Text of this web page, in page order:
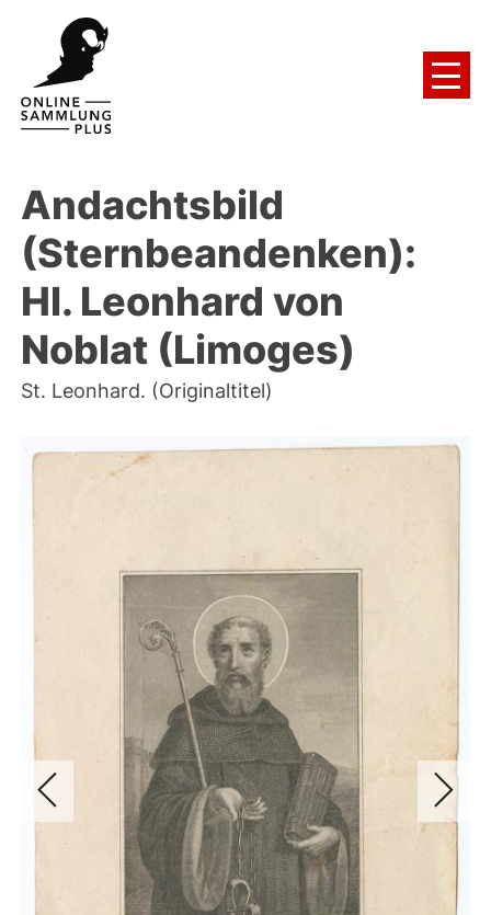
Andachtsbild
(Sternbeandenken):
Hl. Leonhard von
Noblat (Limoges)
St. Leonhard. (Originaltitel)